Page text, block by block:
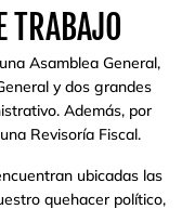
TRABAJO
Asamblea General,
y dos grandes
Además, por
Revisoría Fiscal.
ubicadas las
quehacer político,